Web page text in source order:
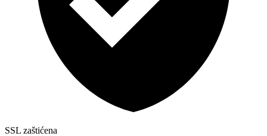
SSL zaštićena